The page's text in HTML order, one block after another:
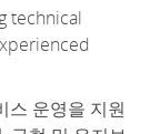
technical
스 운영을 지원